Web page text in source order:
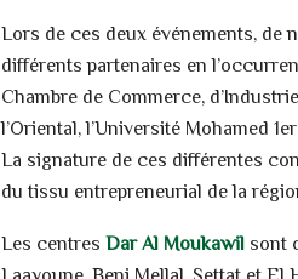
Lors de ces deux événements, de
différents partenaires en
Chambre de Commerce,
l’Oriental, l’Université Mohamed
La signature de ces différentes
du tissu entrepreneurial de la
Les centresDar Al Moukawil sont